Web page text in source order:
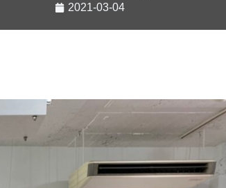
2021-03-04